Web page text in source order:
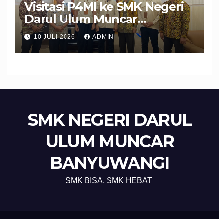
Visitasi P4MI ke SMK Negeri
Darul Ulum Muncar
Banyuwangi Perkuat Sinergi
Edukasi dan Perlindungan
Calon Pekerja Migran
10 JULI 2026 ADMIN
SMK NEGERI DARUL
ULUM MUNCAR
BANYUWANGI
SMK BISA, SMK HEBAT!